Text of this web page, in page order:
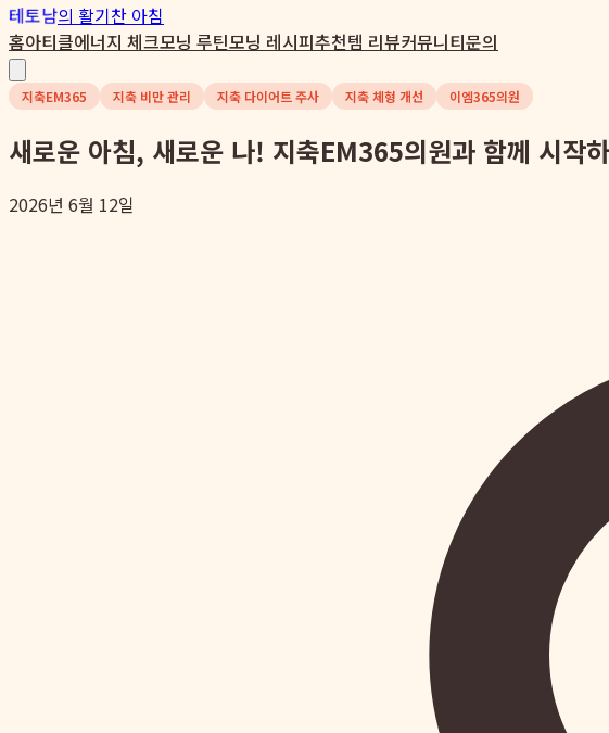
테토남의 활기찬 아침
홈아티클에너지 체크모닝 루틴모닝 레시피추천템 리뷰커뮤니티문의
지축EM365 지축 비만 관리 지축 다이어트 주사 지축 체형 개선 이엠365의원
새로운 아침, 새로운 나! 지축EM365의원과 함께 시작
2026년 6월 12일